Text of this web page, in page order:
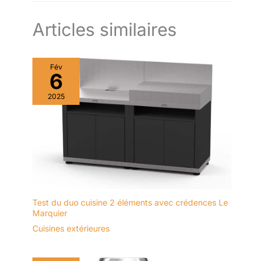
Articles similaires
Fév
6
2025
Test du duo cuisine 2 éléments avec crédences Le
Marquier
Cuisines extérieures